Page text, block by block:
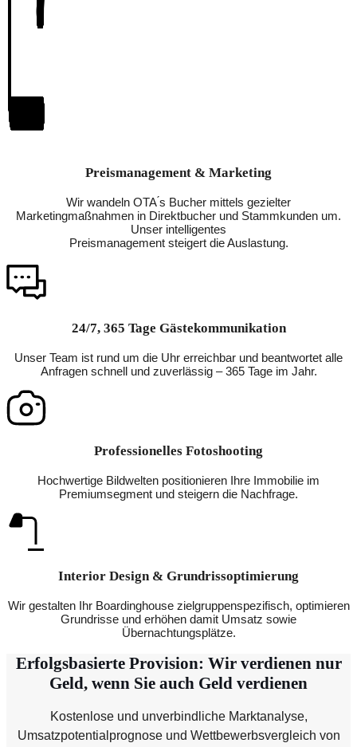
Preismanagement & Marketing
Wir wandeln OTA ́s Bucher mittels gezielter
Marketingmaßnahmen in Direktbucher und Stammkunden um.
Unser intelligentes
Preismanagement steigert die Auslastung.
24/7, 365 Tage Gästekommunikation
Unser Team ist rund um die Uhr erreichbar und beantwortet alle
Anfragen schnell und zuverlässig – 365 Tage im Jahr.
Professionelles Fotoshooting
Hochwertige Bildwelten positionieren Ihre Immobilie im
Premiumsegment und steigern die Nachfrage.
Interior Design & Grundrissoptimierung
Wir gestalten Ihr Boardinghouse zielgruppenspezifisch, optimieren
Grundrisse und erhöhen damit Umsatz sowie
Übernachtungsplätze.
Erfolgsbasierte Provision: Wir verdienen nur
Geld, wenn Sie auch Geld verdienen
Kostenlose und unverbindliche Marktanalyse,
Umsatzpotentialprognose und Wettbewerbsvergleich von